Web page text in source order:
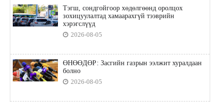
Тэгш, сондгойгоор хөдөлгөөнд оролцох
зохицуулалтад хамаарахгүй тээврийн
хэрэгслүүд
2026-08-05
ӨНӨӨДӨР: Засгийн газрын ээлжит хуралдаан
болно
2026-08-05